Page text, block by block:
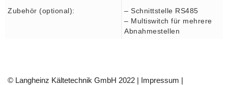
Zubehör (optional):
– Schnittstelle RS485
– Multiswitch für mehrere
Abnahmestellen
© Langheinz Kältetechnik GmbH 2022 | Impressum |